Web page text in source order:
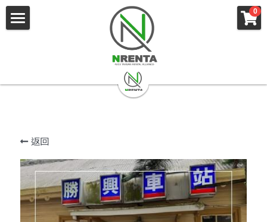
0
賓士保姆車
機場接送
空租車
幸福巴士
桃小巴
關於我們
常見問題
返回
×
商品分類 ×
部落格分類
幸福巴士